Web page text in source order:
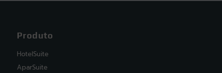
Produto
HotelSuite
AparSuite